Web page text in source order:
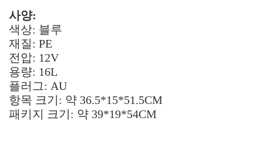
사양:
색상: 블루
재질: PE
전압: 12V
용량: 16L
플러그: AU
항목 크기: 약 36.5*15*51.5CM
패키지 크기: 약 39*19*54CM